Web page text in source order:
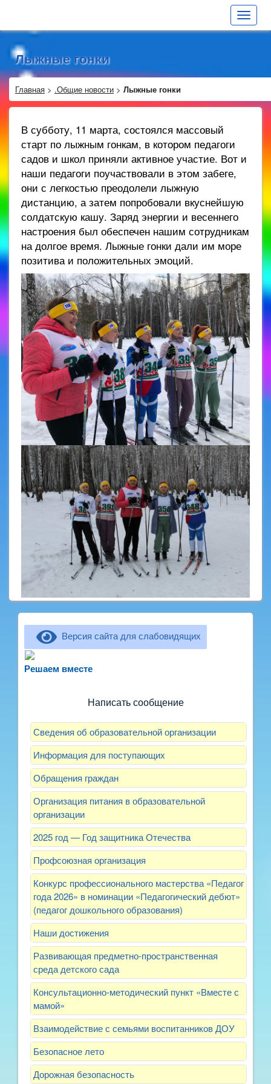
Toggle
Лыжные гонки
Главная > .Общие новости > Лыжные гонки
В субботу, 11 марта, состоялся массовый
старт по лыжным гонкам, в котором педагоги
садов и школ приняли активное участие. Вот и
наши педагоги поучаствовали в этом забеге,
они с легкостью преодолели лыжную
дистанцию, а затем попробовали вкуснейшую
солдатскую кашу. Заряд энергии и весеннего
настроения был обеспечен нашим сотрудникам
на долгое время. Лыжные гонки дали им море
позитива и положительных эмоций.
Версия сайта для слабовидящих
Решаем вместерассказать о воспитателях? Знаете, как
Написать сообщение
Сведения об образовательной организации
Информация для поступающих
Обращения граждан
Организация питания в образовательной
организации
2025 год — Год защитника Отечества
Профсоюзная организация
Конкурс профессионального мастерства «Педагог
года 2026» в номинации «Педагогический дебют»
(педагог дошкольного образования)
Наши достижения
Развивающая предметно-пространственная
среда детского сада
Консультационно-методический пункт «Вместе с
мамой»
Взаимодействие с семьями воспитанников ДОУ
Безопасное лето
Дорожная безопасность